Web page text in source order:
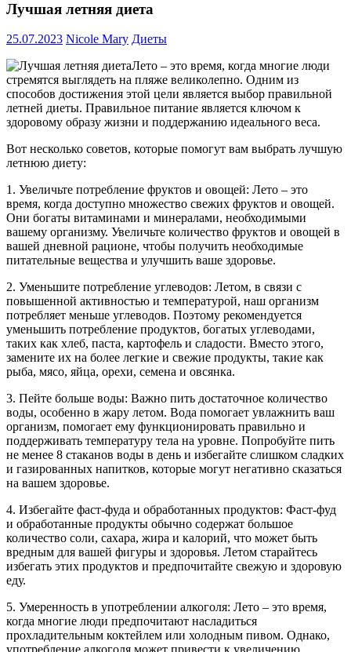
Лучшая летняя диета
25.07.2023 Nicole Mary Диеты
Лето – это время, когда многие люди
стремятся выглядеть на пляже великолепно. Одним из
способов достижения этой цели является выбор правильной
летней диеты. Правильное питание является ключом к
здоровому образу жизни и поддержанию идеального веса.
Вот несколько советов, которые помогут вам выбрать лучшую
летнюю диету:
1. Увеличьте потребление фруктов и овощей: Лето – это
время, когда доступно множество свежих фруктов и овощей.
Они богаты витаминами и минералами, необходимыми
вашему организму. Увеличьте количество фруктов и овощей в
вашей дневной рационе, чтобы получить необходимые
питательные вещества и улучшить ваше здоровье.
2. Уменьшите потребление углеводов: Летом, в связи с
повышенной активностью и температурой, наш организм
потребляет меньше углеводов. Поэтому рекомендуется
уменьшить потребление продуктов, богатых углеводами,
таких как хлеб, паста, картофель и сладости. Вместо этого,
замените их на более легкие и свежие продукты, такие как
рыба, мясо, яйца, орехи, семена и овсянка.
3. Пейте больше воды: Важно пить достаточное количество
воды, особенно в жару летом. Вода помогает увлажнить ваш
организм, помогает ему функционировать правильно и
поддерживать температуру тела на уровне. Попробуйте пить
не менее 8 стаканов воды в день и избегайте слишком сладких
и газированных напитков, которые могут негативно сказаться
на вашем здоровье.
4. Избегайте фаст-фуда и обработанных продуктов: Фаст-фуд
и обработанные продукты обычно содержат большое
количество соли, сахара, жира и калорий, что может быть
вредным для вашей фигуры и здоровья. Летом старайтесь
избегать этих продуктов и предпочитайте свежую и здоровую
еду.
5. Умеренность в употреблении алкоголя: Лето – это время,
когда многие люди предпочитают насладиться
прохладительным коктейлем или холодным пивом. Однако,